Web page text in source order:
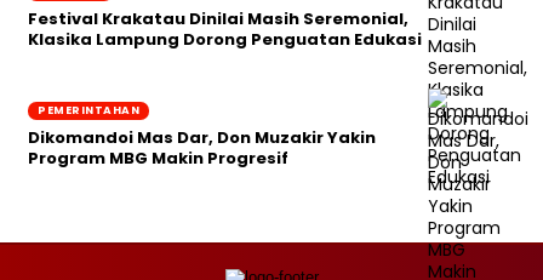
Festival Krakatau Dinilai Masih Seremonial,
Klasika Lampung Dorong Penguatan Edukasi
PEMERINTAHAN
Dikomandoi Mas Dar, Don Muzakir Yakin
Program MBG Makin Progresif